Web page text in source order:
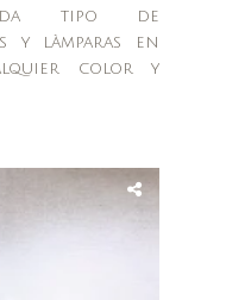
tipo de
y làmparas en
color y